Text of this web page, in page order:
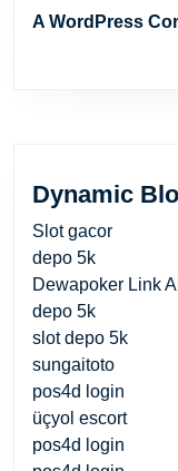
A WordPress
Dynamic
Slot gacor
depo 5k
Dewapoker Link
depo 5k
slot depo 5k
sungaitoto
pos4d login
üçyol escort
pos4d login